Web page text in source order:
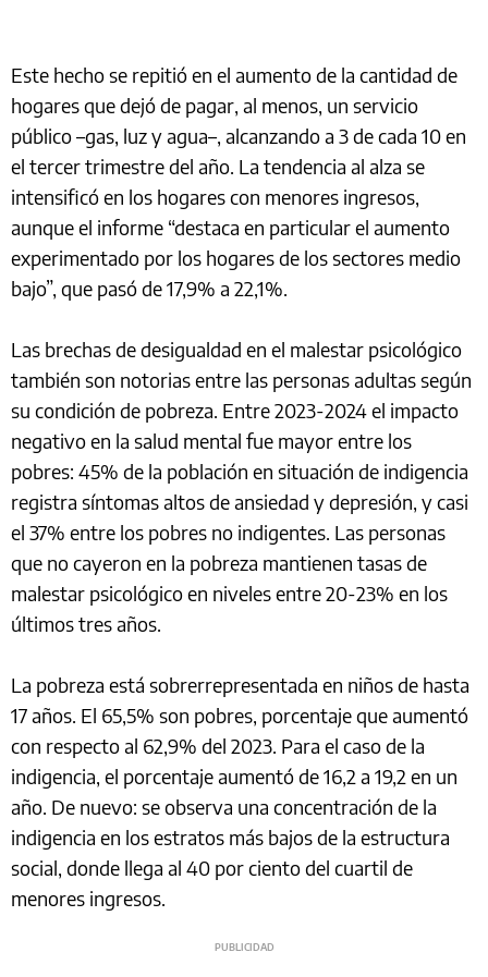
Este hecho se repitió en el aumento de la cantidad de
hogares que dejó de pagar, al menos, un servicio
público –gas, luz y agua–, alcanzando a 3 de cada 10 en
el tercer trimestre del año. La tendencia al alza se
intensificó en los hogares con menores ingresos,
aunque el informe “destaca en particular el aumento
experimentado por los hogares de los sectores medio
bajo”, que pasó de 17,9% a 22,1%.
Las brechas de desigualdad en el malestar psicológico
también son notorias entre las personas adultas según
su condición de pobreza. Entre 2023-2024 el impacto
negativo en la salud mental fue mayor entre los
pobres: 45% de la población en situación de indigencia
registra síntomas altos de ansiedad y depresión, y casi
el 37% entre los pobres no indigentes. Las personas
que no cayeron en la pobreza mantienen tasas de
malestar psicológico en niveles entre 20-23% en los
últimos tres años.
La pobreza está sobrerrepresentada en niños de hasta
17 años. El 65,5% son pobres, porcentaje que aumentó
con respecto al 62,9% del 2023. Para el caso de la
indigencia, el porcentaje aumentó de 16,2 a 19,2 en un
año. De nuevo: se observa una concentración de la
indigencia en los estratos más bajos de la estructura
social, donde llega al 40 por ciento del cuartil de
menores ingresos.